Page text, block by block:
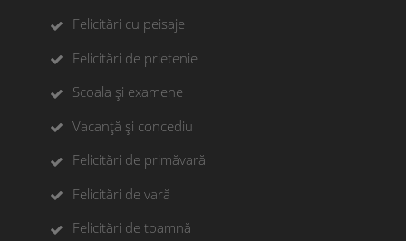
Felicitări cu peisaje
Felicitări de prietenie
Scoala și examene
Vacanță și concediu
Felicitări de primăvară
Felicitări de vară
Felicitări de toamnă